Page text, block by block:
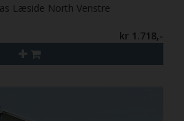
Læside North Venstre
kr 1.718,-